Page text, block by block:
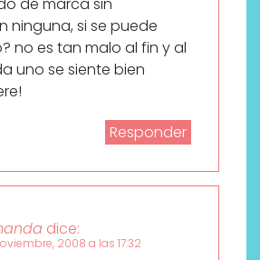
ninguna, si se puede
no es tan malo al fin y al
uno se siente bien
Responder
dice:
2008 a las 17:32